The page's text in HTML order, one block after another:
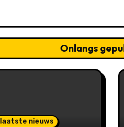
Onlangs
laatste nieuws